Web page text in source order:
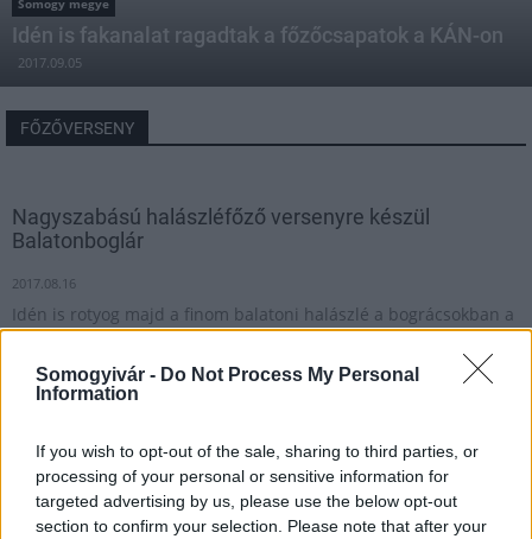
Somogyivár - Do Not Process My Personal
Information
If you wish to opt-out of the sale, sharing to third parties, or
processing of your personal or sensitive information for
targeted advertising by us, please use the below opt-out
section to confirm your selection. Please note that after your
Somogy megye
Idén is fakanalat ragadtak a főzőcsapatok a KÁN-on
2017.09.05
FŐZŐVERSENY
Nagyszabású halászléfőző versenyre készül
Balatonboglár
2017.08.16
Idén is rotyog majd a finom balatoni halászlé a bográcsokban a
parti sétányon Balatonbogláron.
HÍRLEVÉL